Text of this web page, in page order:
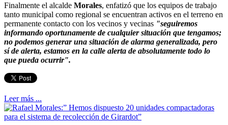
Finalmente el alcalde Morales, enfatizó que los equipos de trabajo
tanto municipal como regional se encuentran activos en el terreno en
permanente contacto con los vecinos y vecinas "seguiremos
informando oportunamente de cualquier situación que tengamos;
no podemos generar una situación de alarma generalizada, pero
sí de alerta, estamos en la calle alerta de absolutamente todo lo
que pueda ocurrir".
Leer más ...